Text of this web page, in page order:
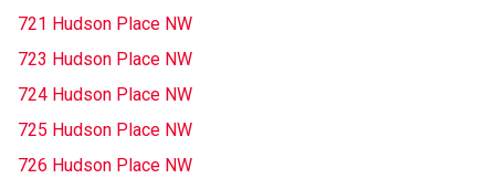
721 Hudson Place NW
723 Hudson Place NW
724 Hudson Place NW
725 Hudson Place NW
726 Hudson Place NW